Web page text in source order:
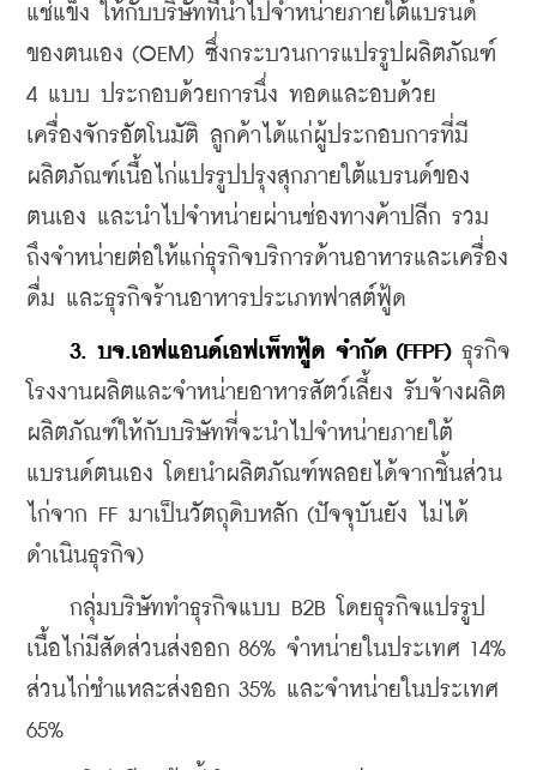
แช่แข็ง ให้กับบริษัทที่นำไปจำหน่ายภายใต้แบรนด์
ของตนเอง (OEM) ซึ่งกระบวนการแปรรูปผลิตภัณฑ์
4 แบบ ประกอบด้วยการนึ่ง ทอดและอบด้วย
เครื่องจักรอัตโนมัติ ลูกค้าได้แก่ผู้ประกอบการที่มี
ผลิตภัณฑ์เนื้อไก่แปรรูปปรุงสุกภายใต้แบรนด์ของ
ตนเอง และนำไปจำหน่ายผ่านช่องทางค้าปลีก รวม
ถึงจำหน่ายต่อให้แก่ธุรกิจบริการด้านอาหารและเครื่อง
ดื่ม และธุรกิจร้านอาหารประเภทฟาสต์ฟู้ด
3. บจ.เอฟแอนด์เอฟเพ็ทฟู้ด จำกัด (FFPF) ธุรกิจ
โรงงานผลิตและจำหน่ายอาหารสัตว์เลี้ยง รับจ้างผลิต
ผลิตภัณฑ์ให้กับบริษัทที่จะนำไปจำหน่ายภายใต้
แบรนด์ตนเอง โดยนำผลิตภัณฑ์พลอยได้จากชิ้นส่วน
ไก่จาก FF มาเป็นวัตถุดิบหลัก (ปัจจุบันยัง ไม่ได้
ดำเนินธุรกิจ)
กลุ่มบริษัททำธุรกิจแบบ B2B โดยธุรกิจแปรรูป
เนื้อไก่มีสัดส่วนส่งออก 86% จำหน่ายในประเทศ 14%
ส่วนไก่ชำแหละส่งออก 35% และจำหน่ายในประเทศ
65%